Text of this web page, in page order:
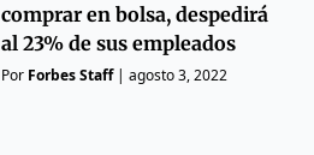
comprar en bolsa, despedirá
al 23% de sus empleados
Por Forbes Staff|agosto 3, 2022